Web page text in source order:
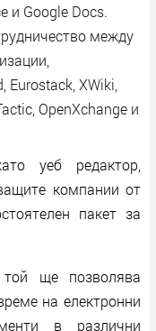
и Google Docs.
между
Eurostack, XWiki,
OpenXchange и
уеб редактор,
компании от
пакет за
ще позволява
на електронни
в различни